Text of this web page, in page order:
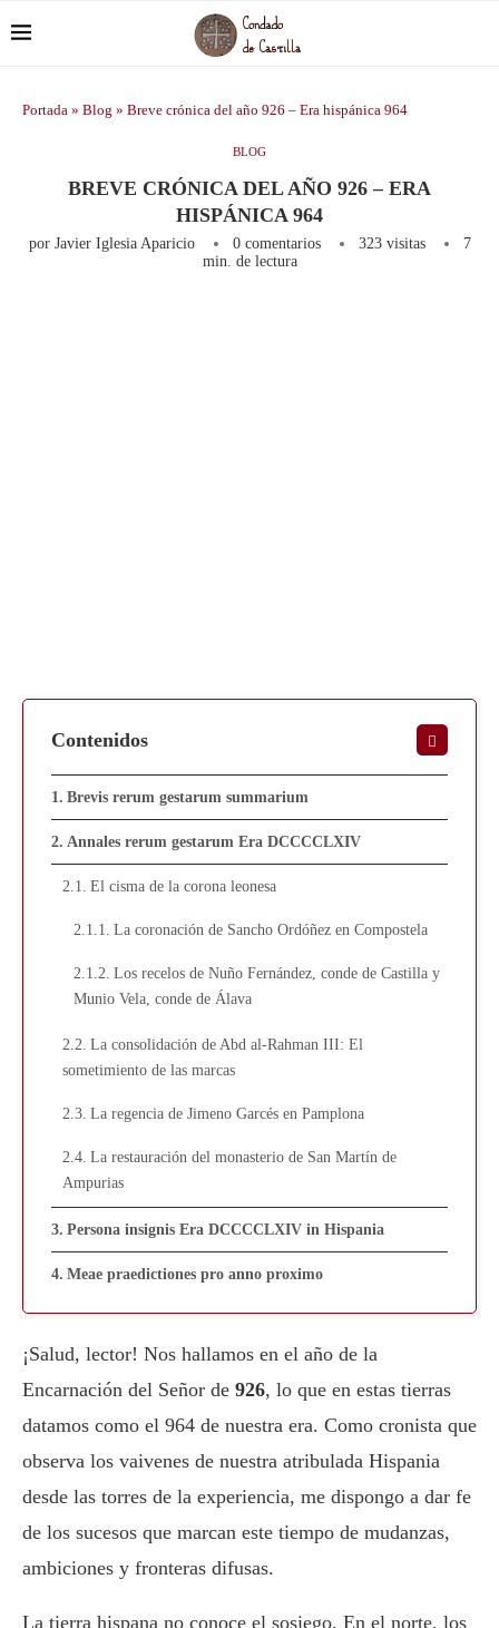
Portada » Blog » Breve crónica del año 926 – Era hispánica 964
BLOG
BREVE CRÓNICA DEL AÑO 926 – ERA
HISPÁNICA 964
por Javier Iglesia Aparicio 0 comentarios 323visitas
7
min. de lectura
Contenidos
Brevis rerum gestarum summarium
Annales rerum gestarum Era DCCCCLXIV
El cisma de la corona leonesa
La coronación de Sancho Ordóñez en Compostela
Los recelos de Nuño Fernández, conde de Castilla y
Munio Vela, conde de Álava
La consolidación de Abd al-Rahman III: El
sometimiento de las marcas
La regencia de Jimeno Garcés en Pamplona
La restauración del monasterio de San Martín de
Ampurias
Persona insignis Era DCCCCLXIV in Hispania
Meae praedictiones pro anno proximo
¡Salud, lector! Nos hallamos en el año de la
Encarnación del Señor de 926, lo que en estas tierras
datamos como el 964 de nuestra era. Como cronista que
observa los vaivenes de nuestra atribulada Hispania
desde las torres de la experiencia, me dispongo a dar fe
de los sucesos que marcan este tiempo de mudanzas,
ambiciones y fronteras difusas.
La tierra hispana no conoce el sosiego. En el norte, los